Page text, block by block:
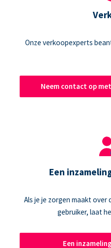
Onze verkoopexperts
Neem contact op
Een
Als je je zorgen maakt over
gebruiker, laat
Een